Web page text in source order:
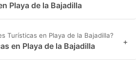
Playa de la Bajadilla
Turísticas en Playa de la Bajadilla?
en Playa de la Bajadilla +